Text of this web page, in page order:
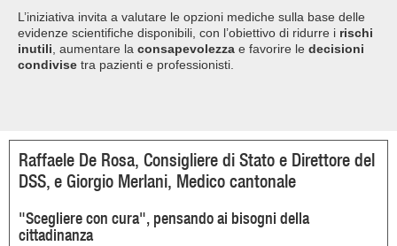
L’iniziativa invita a valutare le opzioni mediche sulla base delle
evidenze scientifiche disponibili, con l’obiettivo di ridurre i rischi
inutili , aumentare la consapevolezza e favorire le decisioni
condivise tra pazienti e professionisti.
Raffaele De Rosa, Consigliere di Stato e Direttore del
DSS, e Giorgio Merlani, Medico cantonale
"Scegliere con cura", pensando ai bisogni della
cittadinanza